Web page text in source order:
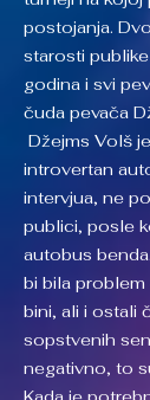
postojanja.
starosti
godina i svi
čuda pevača
Džejms Volš
introvertan
intervjua, ne
publici, posle
autobus
bi bila
bini, ali i ostali
sopstvenih
negativno, to